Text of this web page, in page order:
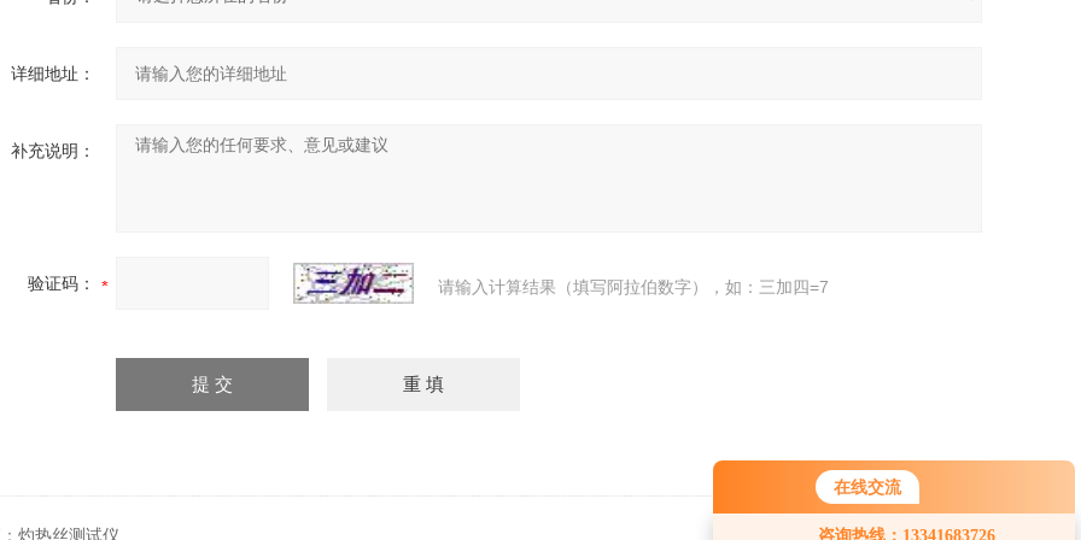
在线交流
咨询热线：13341683726
您好！欢迎前来咨询，很高兴为您
详细地址：
补充说明：
验证码： 请输入计算结果（填写阿拉伯数字），如：三加四=7
灼热丝测试仪